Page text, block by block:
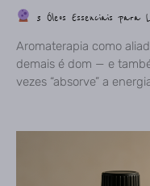
3 Óleos Essenciais para
Aromaterapia como
demais é dom — e
vezes “absorve” a